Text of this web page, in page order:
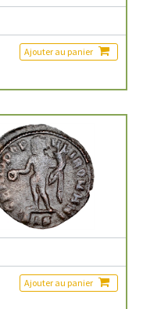
Ajouter au panier
Ajouter au panier